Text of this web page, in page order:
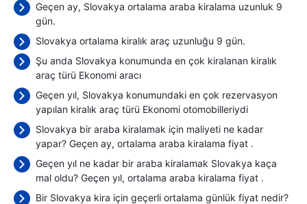
Geçen ay, Slovakya ortalama araba kiralama uzunluk 9
gün.
Slovakya ortalama kiralık araç uzunluğu 9 gün.
Şu anda Slovakya konumunda en çok kiralanan kiralık
araç türü Ekonomi aracı
Geçen yıl, Slovakya konumundaki en çok rezervasyon
yapılan kiralık araç türü Ekonomi otomobilleriydi
Slovakya bir araba kiralamak için maliyeti ne kadar
yapar? Geçen ay, ortalama araba kiralama fiyat .
Geçen yıl ne kadar bir araba kiralamak Slovakya kaça
mal oldu? Geçen yıl, ortalama araba kiralama fiyat .
Bir Slovakya kira için geçerli ortalama günlük fiyat nedir?